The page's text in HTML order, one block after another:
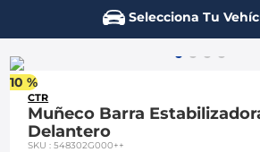
Selecciona Tu
10 %
CTR
Muñeco Barra
Delantero
SKU:548302G000++
2
3.
spark gt
ford fiesta